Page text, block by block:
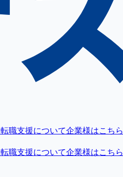
転職支援について企業様はこちら
転職支援について企業様はこちら